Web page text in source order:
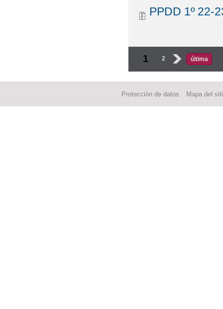
PPDD 1º 22-
Páginas
1 2 › última
Protección de datos Mapa del